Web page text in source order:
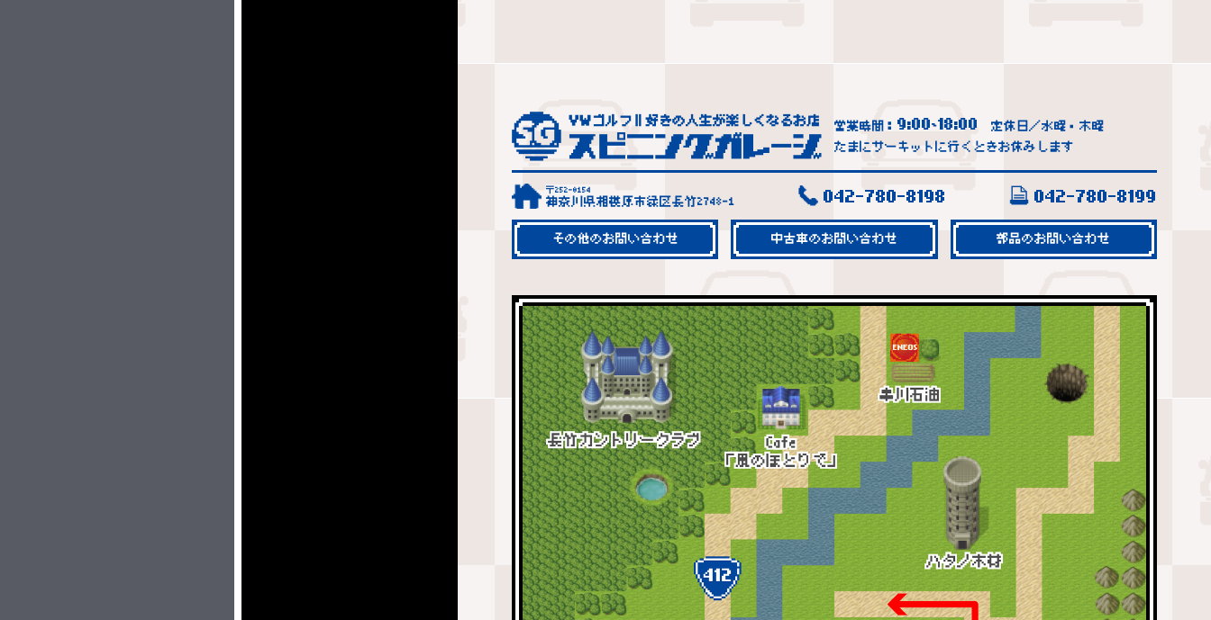
営業時間： 9:00~18:00
定休日／水曜・木曜
たまにサーキットに行くときお休みします
〒252-0154
神奈川県相模原市緑区長竹2748-1 042-780-8198 042-780-8199
その他のお問い合わせ 中古車のお問い合わせ 部品のお問い合わせ